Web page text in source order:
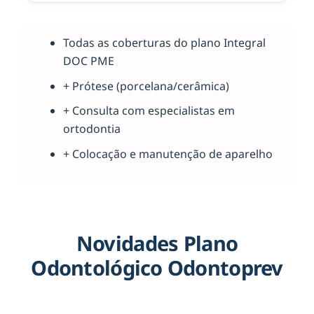
Todas as coberturas do plano Integral
DOC PME
+ Prótese (porcelana/cerâmica)
+ Consulta com especialistas em
ortodontia
+ Colocação e manutenção de aparelho
Novidades Plano
Odontológico Odontoprev